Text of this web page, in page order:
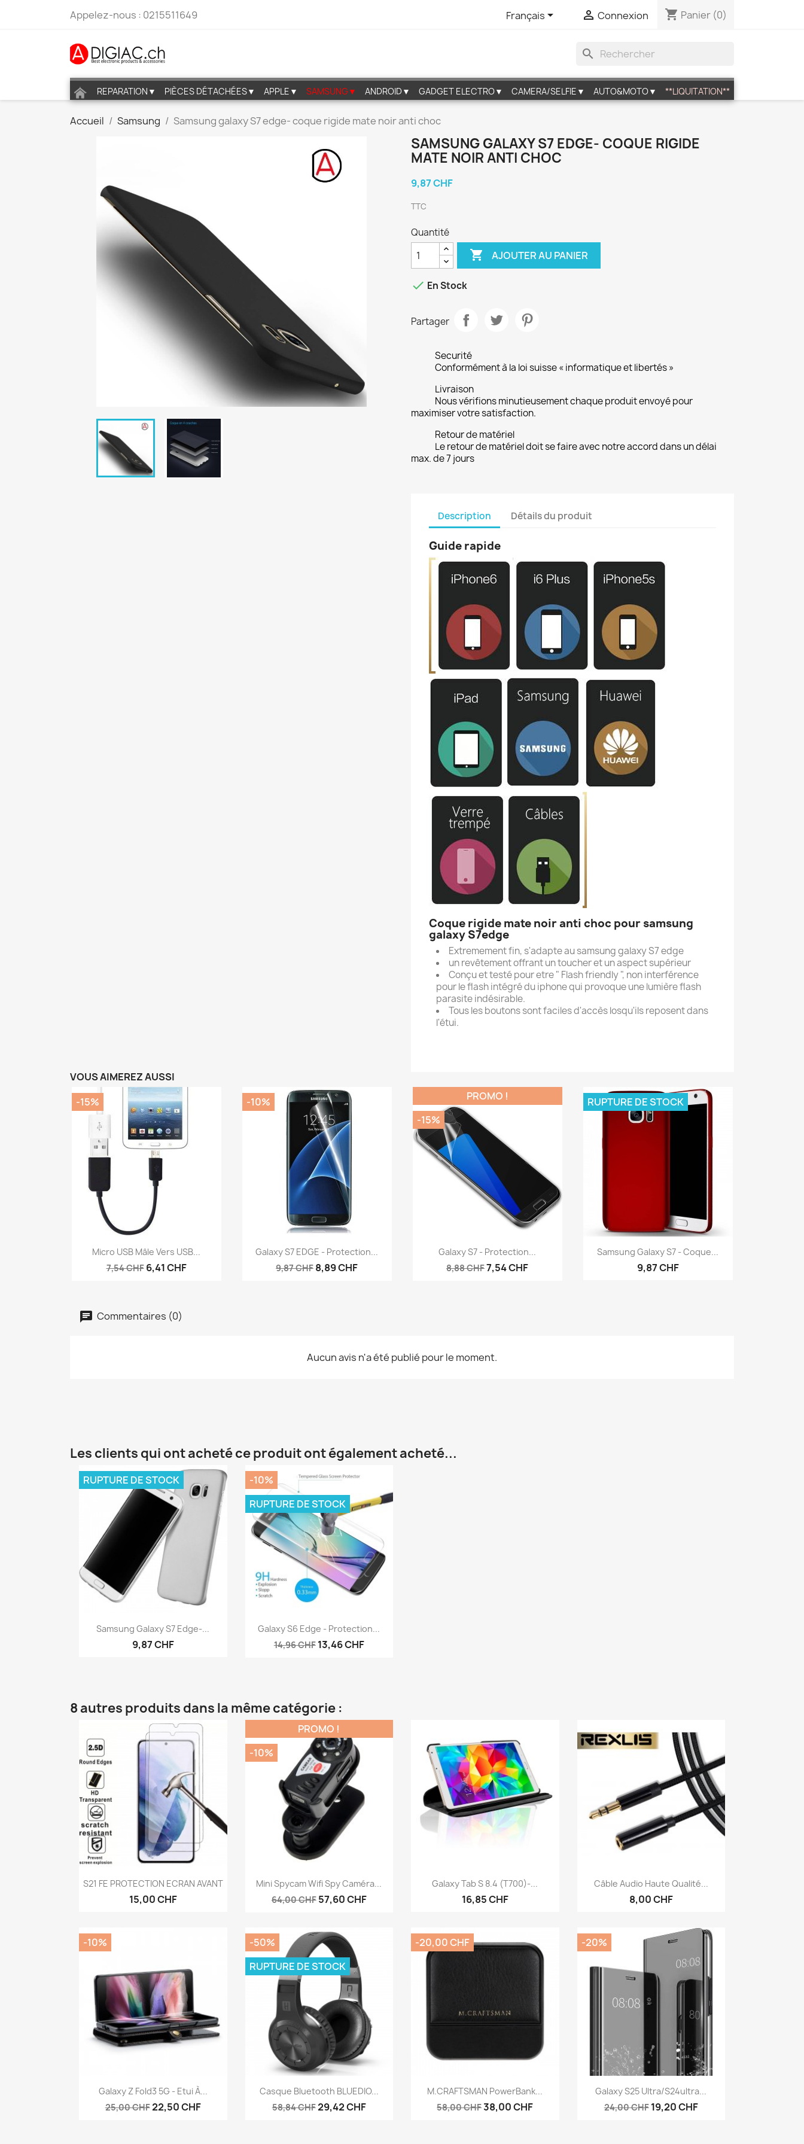
Appelez-nous : 0215511649 Français  Connexion shopping_cart Panier (0)
search
REPARATION▼ PIÈCES DÉTACHÉES▼ APPLE▼ SAMSUNG▼ ANDROID▼ GADGET ELECTRO▼ CAMERA/SELFIE▼ AUTO&MOTO▼ **LIQUITATION**
Accueil Samsung Samsung galaxy S7 edge- coque rigide mate noir anti choc
SAMSUNG GALAXY S7 EDGE- COQUE RIGIDE
MATE NOIR ANTI CHOC
9,87 CHF
TTC
Quantité
 AJOUTER AU PANIER
 En Stock
Partager
Securité
Conformément à la loi suisse « informatique et libertés »
Livraison
Nous vérifions minutieusement chaque produit envoyé pour
maximiser votre satisfaction.
Retour de matériel
Le retour de matériel doit se faire avec notre accord dans un délai
max. de 7 jours
Description Détails du produit
Guide rapide
Coque rigide mate noir anti choc pour samsung
galaxy S7edge
Extremement fin, s'adapte au samsung galaxy S7 edge
un revêtement offrant un toucher et un aspect supérieur
Conçu et testé pour etre " Flash friendly ", non interférence
pour le flash intégré du iphone qui provoque une lumière flash
parasite indésirable.
Tous les boutons sont faciles d'accès losqu'ils reposent dans
l'étui.
VOUS AIMEREZ AUSSI
 Aperçu rapide
Micro USB Mâle Vers USB...
7,54 CHF 6,41 CHF
-15%
Aperçu rapide
Galaxy S7 EDGE - Protection...
9,87 CHF 8,89 CHF
-10%
Aperçu rapide
Galaxy S7 - Protection...
8,88 CHF7,54 CHF
PROMO !
-15%
Aperçu rapide
Samsung Galaxy S7 - Coque...
9,87 CHF
RUPTURE DE STOCK
Commentaires (0)
Aucun avis n'a été publié pour le moment.
Les clients qui ont acheté ce produit ont également acheté...
Aperçu rapide
Samsung Galaxy S7 Edge-...
9,87 CHF
RUPTURE DE STOCK
Aperçu rapide
Galaxy S6 Edge - Protection...
14,96 CHF 13,46 CHF
-10%
RUPTURE DE STOCK
8 autres produits dans la même catégorie :
Aperçu rapide
S21 FE PROTECTION ECRAN AVANT
15,00 CHF
Aperçu rapide
Mini Spycam Wifi Spy Caméra...
64,00 CHF 57,60 CHF
PROMO !
-10%
Aperçu rapide
Galaxy Tab S 8.4 (T700)-...
16,85 CHF
Aperçu rapide
Câble Audio Haute Qualité...
8,00 CHF
Aperçu rapide
Galaxy Z Fold3 5G - Etui À...
25,00 CHF22,50 CHF
-10%
 Aperçu rapide
Casque Bluetooth BLUEDIO...
58,84 CHF29,42 CHF
-50%
RUPTURE DE STOCK
Aperçu rapide
M.CRAFTSMAN PowerBank...
58,00 CHF38,00 CHF
-20,00 CHF
Aperçu rapide
Galaxy S25 Ultra/S24ultra...
24,00 CHF 19,20 CHF
-20%